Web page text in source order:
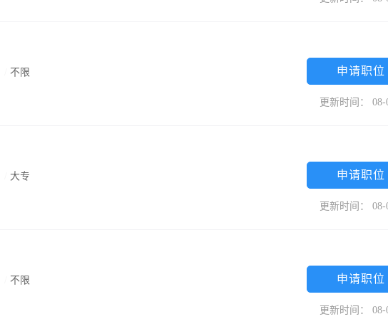
不限 申请职位
更新时间： 08-
大专 申请职位
更新时间： 08-
不限 申请职位
更新时间： 08-